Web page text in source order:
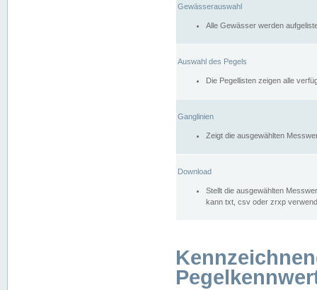
Gewässerauswahl
Alle Gewässer werden
Auswahl des Pegels
Die Pegellisten zeigen alle
Ganglinien
Zeigt die ausgewählten
Download
Stellt die ausgewählten
kann txt, csv oder zrxp